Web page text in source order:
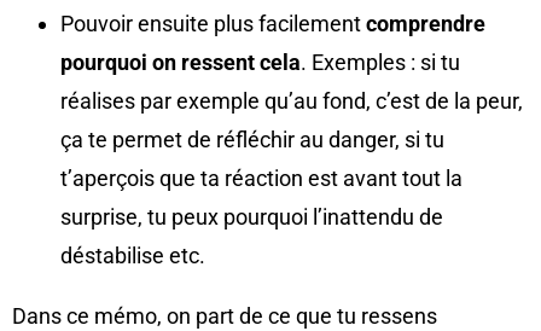
Pouvoir ensuite plus facilementcomprendre
pourquoi on ressent cela. Exemples : si tu
réalises par exemple qu’au fond, c’est de la peur,
ça te permet de réfléchir au danger, si tu
t’aperçois que ta réaction est avant tout la
surprise, tu peux pourquoi l’inattendu de
déstabilise etc.
Dans ce mémo, on part de ce que tu ressens